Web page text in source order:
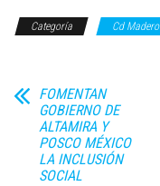
Categoría Cd Madero
FOMENTAN
GOBIERNO DE
ALTAMIRA Y
POSCO MÉXICO
LA INCLUSIÓN
SOCIAL